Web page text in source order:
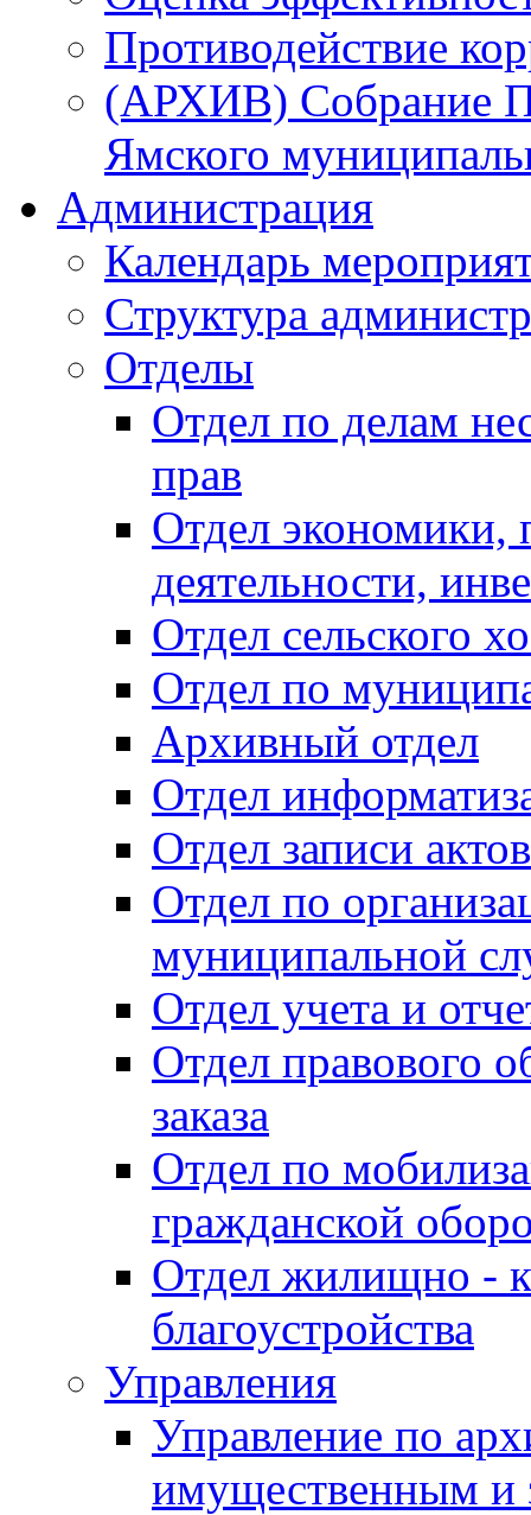
Противодействие
(АРХИВ) Собрание
Ямского
Администрация
Календарь
Структура
Отделы
Отдел по делам
прав
Отдел экономики,
деятельности,
Отдел сельского
Отдел по
Архивный отдел
Отдел
Отдел записи
Отдел по
муниципальной
Отдел учета и
Отдел правового
заказа
Отдел по
гражданской
Отдел жилищно -
благоустройства
Управления
Управление по
имущественным и